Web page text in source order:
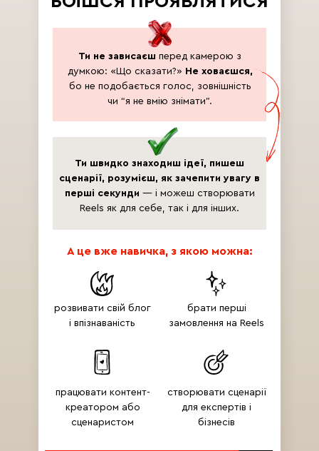
Ти швидко знаходиш ідеї, пишеш
сценарії, розумієш, як зачепити увагу в
перші секунди — і можеш створювати
Reels як для себе, так і для інших.
Ти не зависаєш перед камерою з
думкою: «Що сказати?» Не ховаєшся,
бо не подобається голос, зовнішність
чи “я не вмію знімати”.
А це вже навичка, з якою можна:
брати перші
замовлення на Reels
працювати контент-
креатором або
сценаристом
створювати сценарії
для експертів і
бізнесів
розвивати свій блог
і впізнаваність